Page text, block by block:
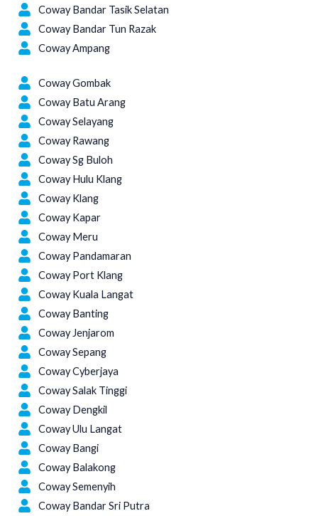
Coway Bandar Tasik Selatan
Coway Bandar Tun Razak
Coway Ampang
SelangorCoway Gombak
Coway Batu Arang
Coway Selayang
Coway Rawang
Coway Sg Buloh
Coway Hulu Klang
Coway Klang
Coway Kapar
Coway Meru
Coway Pandamaran
Coway Port Klang
Coway Kuala Langat
Coway Banting
Coway Jenjarom
Coway Sepang
Coway Cyberjaya
Coway Salak Tinggi
Coway Dengkil
Coway Ulu Langat
Coway Bangi
Coway Balakong
Coway Semenyih
Coway Bandar Sri Putra